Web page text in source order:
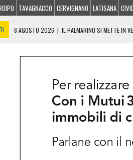
TAVAGNACCO CERVIGNANO LATISANA
8 AGOSTO 2026 | IL PALMARINO SI METTE IN
ELETTRA BERNARDIS TRA LE MIGLIORI AL
ESODO D’AGOSTO, TRAFFICO INTENSO